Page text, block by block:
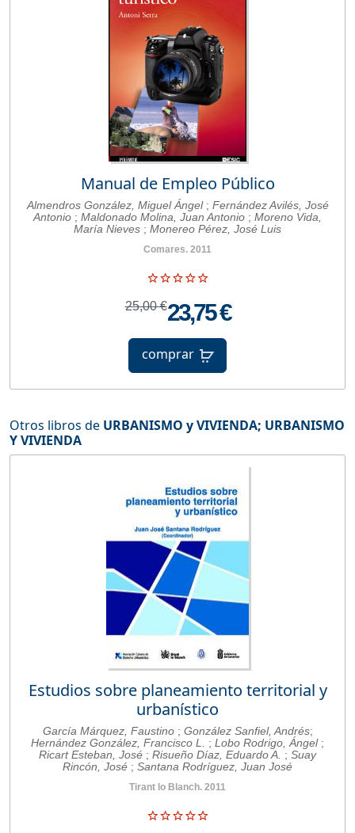
Manual de Empleo Público
Almendros González, Miguel Ángel ; Fernández Avilés, José
Antonio ; Maldonado Molina, Juan Antonio ; Moreno Vida,
María Nieves ; Monereo Pérez, José Luis
Comares. 2011
25,00 €23,75 €
comprar
Otros libros de URBANISMO y VIVIENDA; URBANISMO
Y VIVIENDA
Estudios sobre planeamiento territorial y
urbanístico
García Márquez, Faustino ; González Sanfiel, Andrés;
Hernández González, Francisco L. ; Lobo Rodrigo, Ángel ;
Ricart Esteban, José ; Risueño Díaz, Eduardo A. ; Suay
Rincón, José ; Santana Rodríguez, Juan José
Tirant lo Blanch. 2011